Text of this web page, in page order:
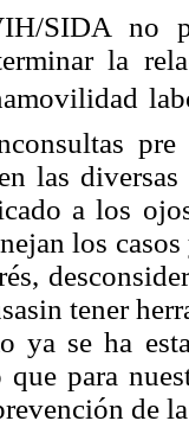
SIDA no
la
las
a los
los
tener
ya se ha
que para
de